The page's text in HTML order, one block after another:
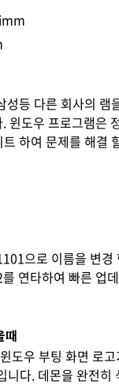
등 다른 회사의
윈도우 프로그램은
하여 문제를 해결
으로 이름을 변
연타하여 빠른 업
때
도우 부팅 화면 로
다. 데몬을 완전